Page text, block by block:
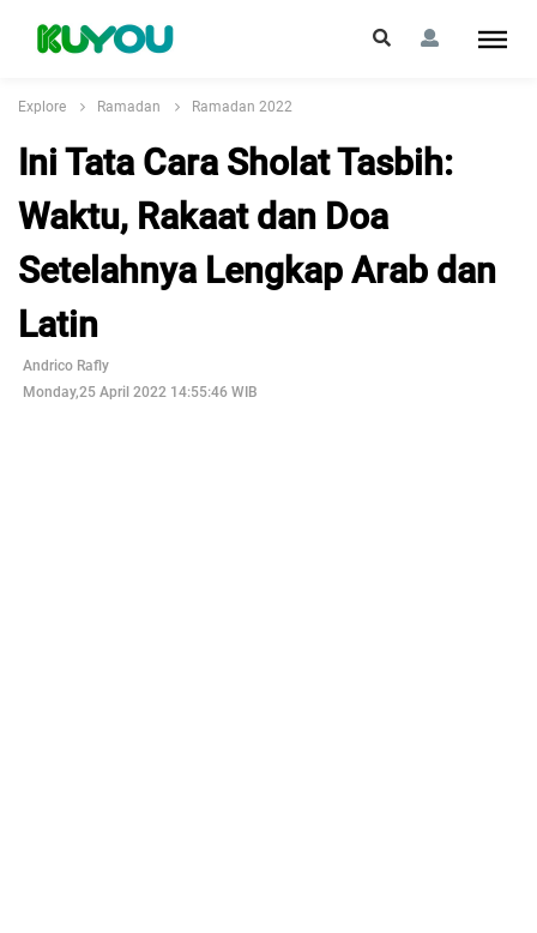
Explore Ramadan Ramadan 2022
Ini Tata Cara Sholat Tasbih:
Waktu, Rakaat dan Doa
Setelahnya Lengkap Arab dan
Latin
Andrico Rafly
Monday,25 April 2022 14:55:46 WIB